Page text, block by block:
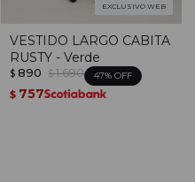
EXCLUSIVO WEB
VESTIDO LARGO CABITA
RUSTY - Verde
$ 890 $ 1.690 47
$ 757